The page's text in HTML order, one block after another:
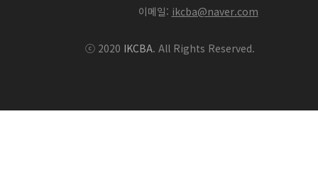
이메일: ikcba@naver.com
ⓒ 2020 IKCBA. All Rights Reserved.